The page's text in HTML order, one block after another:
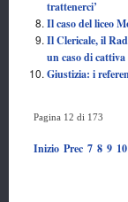
trattenerci’
Il caso del liceo
Il Clericale, il
un caso di cattiva
Giustizia: i
Pagina 12 di 173
Inizio Prec 7 8 9 10